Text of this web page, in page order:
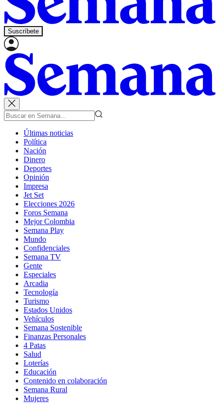
Suscríbete
Últimas noticias
Política
Nación
Dinero
Deportes
Opinión
Impresa
Jet Set
Elecciones 2026
Foros Semana
Mejor Colombia
Semana Play
Mundo
Confidenciales
Semana TV
Gente
Especiales
Arcadia
Tecnología
Turismo
Estados Unidos
Vehículos
Semana Sostenible
Finanzas Personales
4 Patas
Salud
Loterías
Educación
Contenido en colaboración
Semana Rural
Mujeres